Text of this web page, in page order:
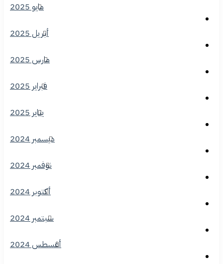
مايو 2025
أبريل 2025
مارس 2025
فبراير 2025
يناير 2025
ديسمبر 2024
نوفمبر 2024
أكتوبر 2024
سبتمبر 2024
أغسطس 2024